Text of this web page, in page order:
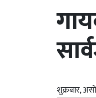
शुक्रबार,